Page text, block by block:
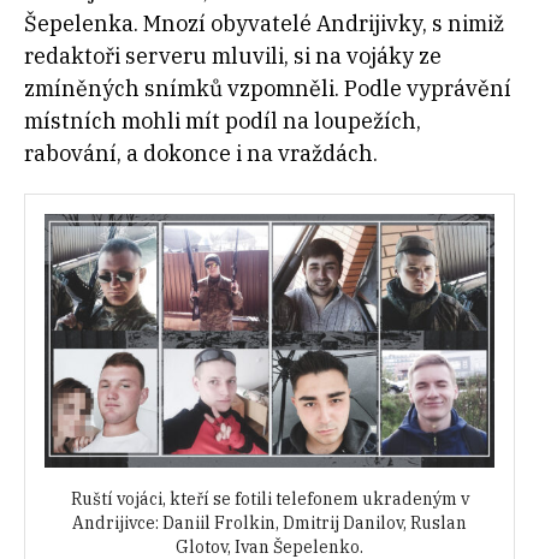
Šepelenka. Mnozí obyvatelé Andrijivky, s nimiž
redaktoři serveru mluvili, si na vojáky ze
zmíněných snímků vzpomněli. Podle vyprávění
místních mohli mít podíl na loupežích,
rabování, a dokonce i na vraždách.
Ruští vojáci, kteří se fotili telefonem ukradeným v
Andrijivce: Daniil Frolkin, Dmitrij Danilov, Ruslan
Glotov, Ivan Šepelenko.